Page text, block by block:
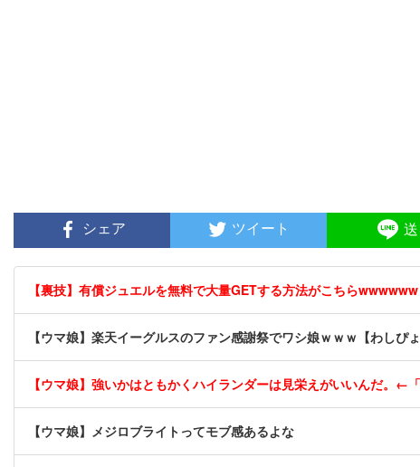
シェア ツイート 送
【裏技】有償ジュエルを無料で大量GETする方法がこちら
【ウマ娘】楽天イーグルスのファン感謝祭でワシ娘ｗｗｗ【わしぴょ
【ウマ娘】強いかはともかくハイランダーは見栄えがいいんだ。←
【ウマ娘】メジロブライトってモブ感あるよな